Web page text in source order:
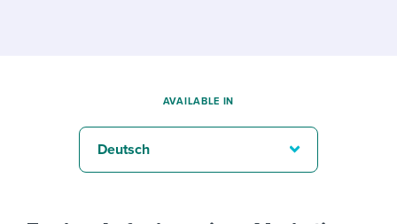
AVAILABLE IN
Deutsch